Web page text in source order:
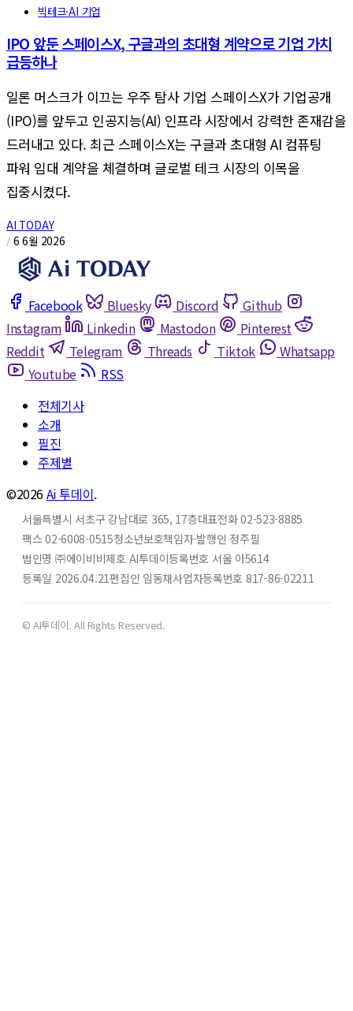
빅테크·AI 기업
IPO 앞둔 스페이스X, 구글과의 초대형 계약으로 기업 가치
급등하나
일론 머스크가 이끄는 우주 탐사 기업 스페이스X가 기업공개
(IPO)를 앞두고 인공지능(AI) 인프라 시장에서 강력한 존재감을
드러내고 있다. 최근 스페이스X는 구글과 초대형 AI 컴퓨팅
파워 임대 계약을 체결하며 글로벌 테크 시장의 이목을
집중시켰다.
AI TODAY
/ 6 6월 2026
Facebook Bluesky Discord
Github
Instagram
Linkedin Mastodon
Pinterest
Reddit
Telegram Threads Tiktok
Whatsapp
Youtube
RSS
전체기사
소개
필진
주제별
©2026Ai 투데이.
서울특별시 서초구 강남대로 365, 17층대표전화 02-523-8885
팩스 02-6008-0515청소년보호책임자·발행인 정주필
법인명 ㈜에이비비제호 AI투데이등록번호 서울 아5614
등록일 2026.04.21편집인 임동재사업자등록번호 817-86-02211
© AI투데이. All Rights Reserved.